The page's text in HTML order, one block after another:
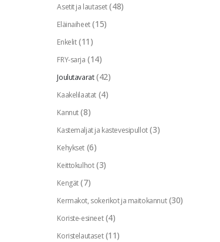
Asetit ja lautaset (48)
Eläinaiheet (15)
Enkelit (11)
FRY-sarja (14)
Joulutavarat (42)
Kaakelilaatat (4)
Kannut (8)
Kastemaljat ja kastevesipullot (3)
Kehykset (6)
Keittokulhot (3)
Kengät (7)
Kermakot, sokerikot ja maitokannut (30)
Koriste-esineet (4)
Koristelautaset (11)